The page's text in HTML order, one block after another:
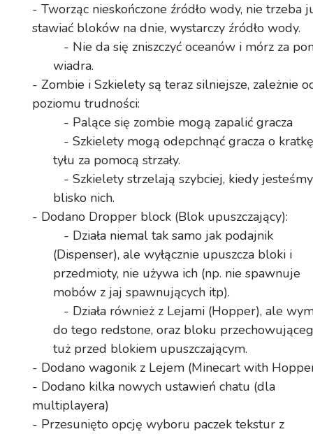
- Tworząc nieskończone źródło wody, nie trzeba
stawiać bloków na dnie, wystarczy źródło wody.
- Nie da się zniszczyć oceanów i mórz za
wiadra.
- Zombie i Szkielety są teraz silniejsze, zależnie
poziomu trudności:
- Palące się zombie mogą zapalić gracza
- Szkielety mogą odepchnąć gracza o
tyłu za pomocą strzały.
- Szkielety strzelają szybciej, kiedy jesteśmy
blisko nich.
- Dodano Dropper block (Blok upuszczający):
- Działa niemal tak samo jak podajnik
(Dispenser), ale wyłącznie upuszcza bloki i
przedmioty, nie używa ich (np. nie spawnuje
mobów z jaj spawnujących itp).
- Działa również z Lejami (Hopper), ale
do tego redstone, oraz bloku
tuż przed blokiem upuszczającym.
- Dodano wagonik z Lejem (Minecart with
- Dodano kilka nowych ustawień chatu (dla
multiplayera)
- Przesunięto opcję wyboru paczek tekstur z